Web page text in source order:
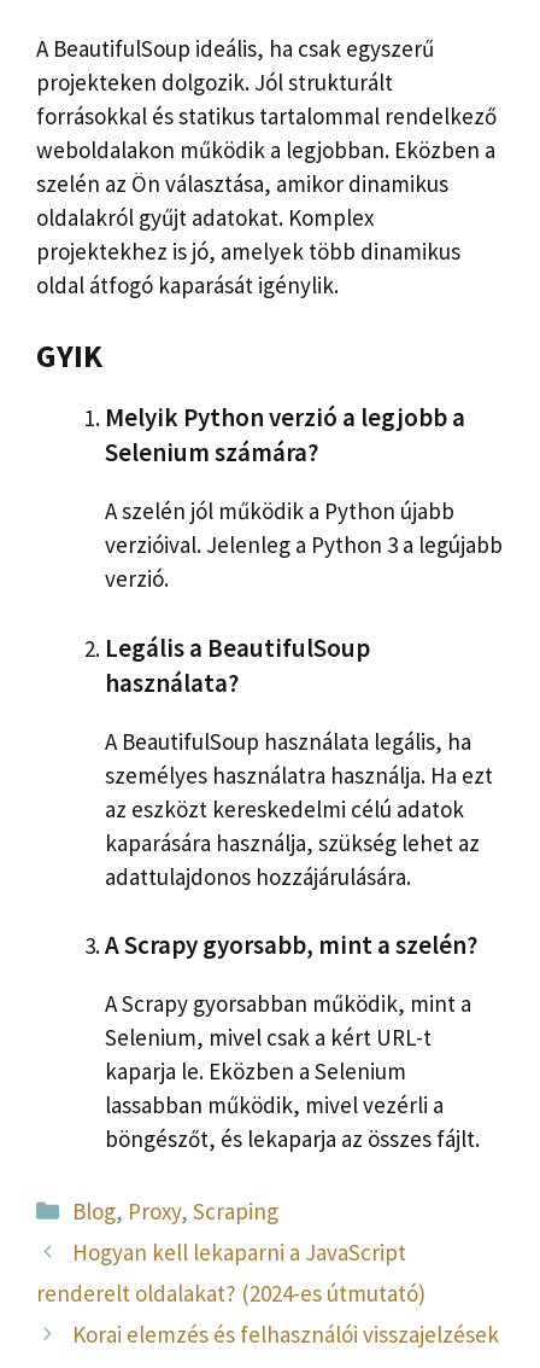
A BeautifulSoup ideális, ha csak egyszerű
projekteken dolgozik. Jól strukturált
forrásokkal és statikus tartalommal rendelkező
weboldalakon működik a legjobban. Eközben a
szelén az Ön választása, amikor dinamikus
oldalakról gyűjt adatokat. Komplex
projektekhez is jó, amelyek több dinamikus
oldal átfogó kaparását igénylik.
GYIK
Melyik Python verzió a legjobb a
Selenium számára?
A szelén jól működik a Python újabb
verzióival. Jelenleg a Python 3 a legújabb
verzió.
Legális a BeautifulSoup
használata?
A BeautifulSoup használata legális, ha
személyes használatra használja. Ha ezt
az eszközt kereskedelmi célú adatok
kaparására használja, szükség lehet az
adattulajdonos hozzájárulására.
A Scrapy gyorsabb, mint a szelén?
A Scrapy gyorsabban működik, mint a
Selenium, mivel csak a kért URL-t
kaparja le. Eközben a Selenium
lassabban működik, mivel vezérli a
böngészőt, és lekaparja az összes fájlt.
Kategória
Blog, Proxy,Scraping
Hogyan kell lekaparni a JavaScript
renderelt oldalakat? (2024-es útmutató)
Korai elemzés és felhasználói visszajelzések